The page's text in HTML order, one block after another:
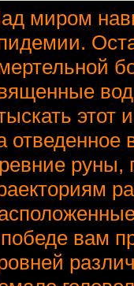
миром
этот
отведенное
руны,
вам